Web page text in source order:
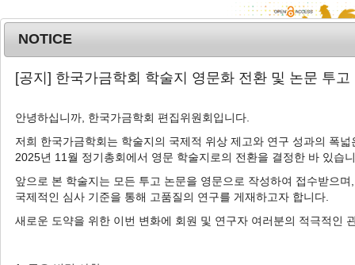
T
o
e
n
a
MENU
Advanced Search List
NOTICE
[공지] 한국가금학회 학술지 영문화 전환 및 논문 투고
안녕하십니까, 한국가금학회 편집위원회입니다.
저희 한국가금학회는 학술지의 국제적 위상 제고와 연구 성과의 폭넓
2025년 11월 정기총회에서 영문 학술지로의 전환을 결정한 바 있습
앞으로 본 학술지는 모든 투고 논문을 영문으로 작성하여 접수받으며,
국제적인 심사 기준을 통해 고품질의 연구를 게재하고자 합니다.
새로운 도약을 위한 이번 변화에 회원 및 연구자 여러분의 적극적인